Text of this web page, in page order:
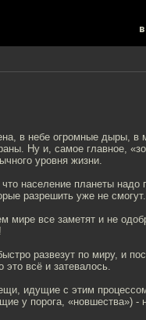
в небе огромные дыры, в
Ну и, самое главное,
уровня жизни.
население планеты надо
разрешить уже не смогут.
мире все заметят и не
развезут по миру, и
это всё и затевалось.
идущие с этим
у порога, «новшества») -